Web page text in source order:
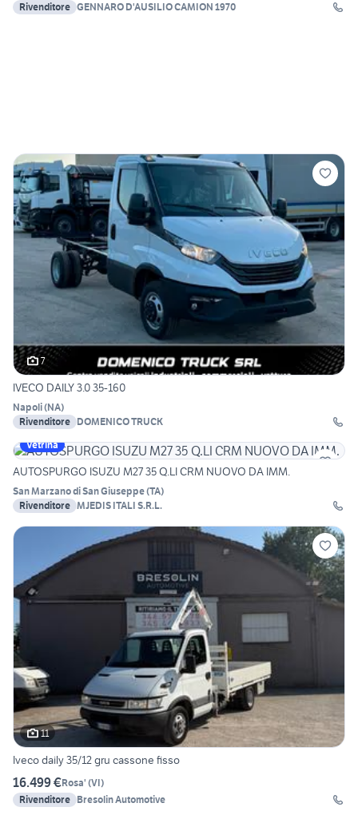
Rivenditore GENNARO D'AUSILIO CAMION 1970
7
IVECO DAILY 3.0 35-160
Napoli(NA)
Rivenditore DOMENICO TRUCK
Vetrina
AUTOSPURGO ISUZU M27 35 Q.LI CRM NUOVO DA IMM.
San Marzano di San Giuseppe(TA)
Rivenditore MJEDIS ITALI S.R.L.
11
Iveco daily 35/12 gru cassone fisso
16.499 €Rosa' (VI)
Rivenditore Bresolin Automotive